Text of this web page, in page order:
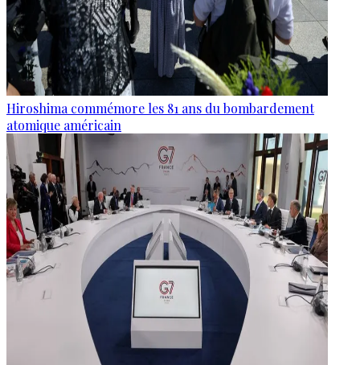
Hiroshima commémore les 81 ans du bombardement
atomique américain